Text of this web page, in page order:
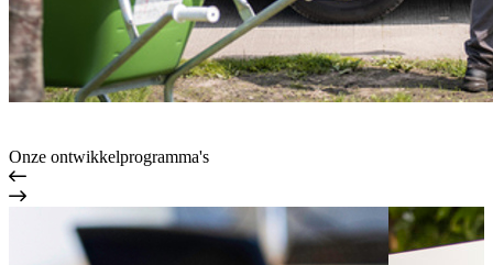
Onze ontwikkelprogramma's